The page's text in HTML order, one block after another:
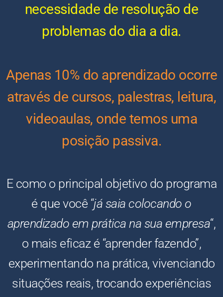
necessidade de resolução de
problemas do dia a dia.
Apenas 10% do aprendizado ocorre
através de cursos, palestras, leitura,
videoaulas, onde temos uma
posição passiva.
E como o principal objetivo do programa
é que você “já saia colocando o
aprendizado em prática na sua empresa“,
o mais eficaz é “aprender fazendo”,
experimentando na prática, vivenciando
situações reais, trocando experiências